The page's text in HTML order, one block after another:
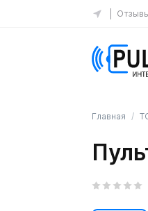
Главная